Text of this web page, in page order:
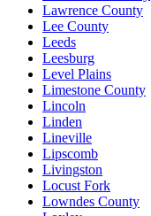
Lawrence County
Lee County
Leeds
Leesburg
Level Plains
Limestone County
Lincoln
Linden
Lineville
Lipscomb
Livingston
Locust Fork
Lowndes County